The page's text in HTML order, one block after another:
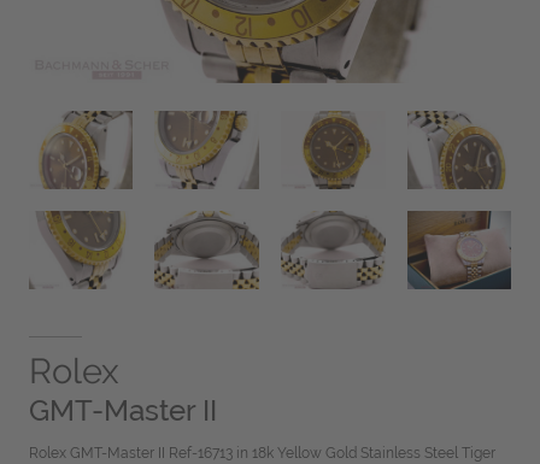
Rolex
GMT-Master II
Rolex GMT-Master II Ref-16713 in 18k Yellow Gold Stainless Steel Tiger